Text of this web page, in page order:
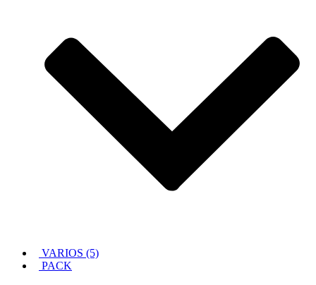
VARIOS (5)
PACK